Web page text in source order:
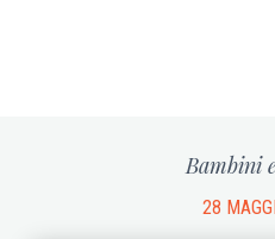
Bambini
28